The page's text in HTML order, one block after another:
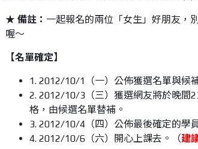
★ 備註： 一起報名的兩位「女生」好朋友，
喔～
【名單確定】
1. 2012/10/1（一）公佈獲選名單與候
2. 2012/10/3（三）獲選網友將於晚間
格，由候選名單替補。
3. 2012/10/4（四）公佈最後確定的學
4. 2012/10/6（六）開心上課去。（建